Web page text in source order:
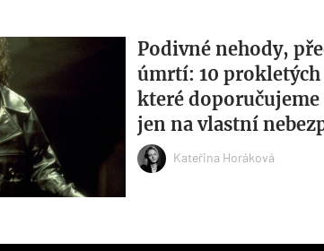
Podivné nehody,
úmrtí: 10
které
jen na vlastní
Kateřina Horáková